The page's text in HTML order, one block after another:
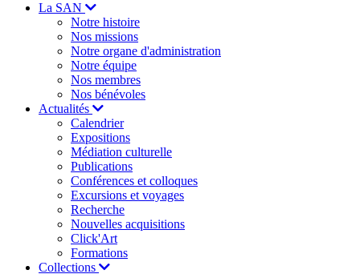
La SAN
Notre histoire
Nos missions
Notre organe d'administration
Notre équipe
Nos membres
Nos bénévoles
Actualités
Calendrier
Expositions
Médiation culturelle
Publications
Conférences et colloques
Excursions et voyages
Recherche
Nouvelles acquisitions
Click'Art
Formations
Collections